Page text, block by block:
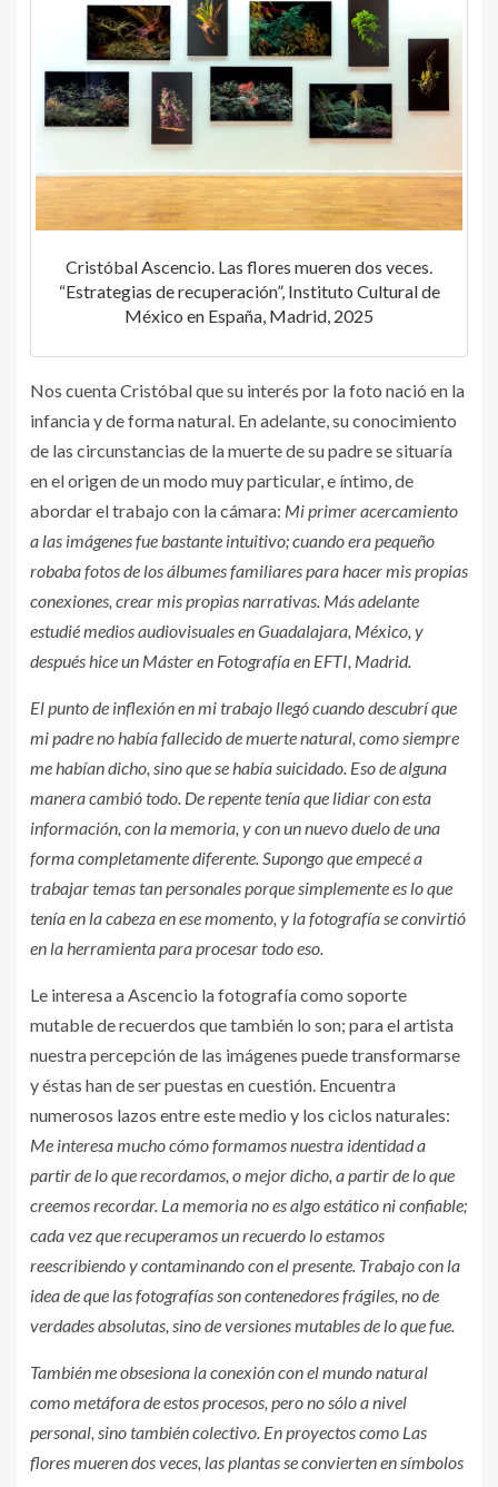
Cristóbal Ascencio. Las flores mueren dos veces.
“Estrategias de recuperación”, Instituto Cultural de
México en España, Madrid, 2025
Nos cuenta Cristóbal que su interés por la foto nació en la
infancia y de forma natural. En adelante, su conocimiento
de las circunstancias de la muerte de su padre se situaría
en el origen de un modo muy particular, e íntimo, de
abordar el trabajo con la cámara: Mi primer acercamiento
a las imágenes fue bastante intuitivo; cuando era pequeño
robaba fotos de los álbumes familiares para hacer mis propias
conexiones, crear mis propias narrativas. Más adelante
estudié medios audiovisuales en Guadalajara, México, y
después hice un Máster en Fotografía en EFTI, Madrid.
El punto de inflexión en mi trabajo llegó cuando descubrí que
mi padre no había fallecido de muerte natural, como siempre
me habían dicho, sino que se había suicidado. Eso de alguna
manera cambió todo. De repente tenía que lidiar con esta
información, con la memoria, y con un nuevo duelo de una
forma completamente diferente. Supongo que empecé a
trabajar temas tan personales porque simplemente es lo que
tenía en la cabeza en ese momento, y la fotografía se convirtió
en la herramienta para procesar todo eso.
Le interesa a Ascencio la fotografía como soporte
mutable de recuerdos que también lo son; para el artista
nuestra percepción de las imágenes puede transformarse
y éstas han de ser puestas en cuestión. Encuentra
numerosos lazos entre este medio y los ciclos naturales:
Me interesa mucho cómo formamos nuestra identidad a
partir de lo que recordamos, o mejor dicho, a partir de lo que
creemos recordar. La memoria no es algo estático ni confiable;
cada vez que recuperamos un recuerdo lo estamos
reescribiendo y contaminando con el presente. Trabajo con la
idea de que las fotografías son contenedores frágiles, no de
verdades absolutas, sino de versiones mutables de lo que fue.
También me obsesiona la conexión con el mundo natural
como metáfora de estos procesos, pero no sólo a nivel
personal, sino también colectivo. En proyectos como Las
flores mueren dos veces, las plantas se convierten en símbolos